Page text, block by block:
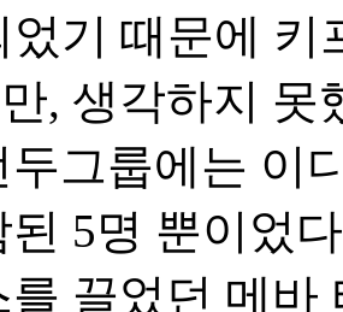
었기 때문에
, 생각하지 못
두그룹에는 이
된 5명 뿐이었
를 끌었던 메바